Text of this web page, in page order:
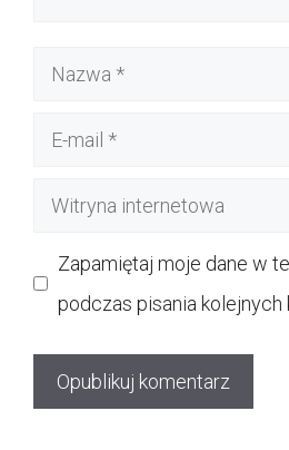
Nazwa
Witryna
Zapamiętaj moje dane w
podczas pisania kolejnych